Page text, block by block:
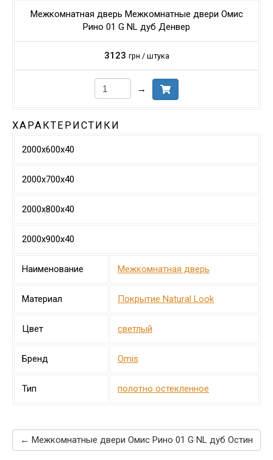
Межкомнатная дверь Межкомнатные двери Омис
Рино 01 G NL дуб Денвер
3123 грн / штука
→
ХАРАКТЕРИСТИКИ
2000х600х40
2000х700х40
2000х800х40
2000х900х40
Наименование Межкомнатная дверь
Материал Покрытие Natural Look
Цвет светлый
Бренд Omis
Тип полотно остекленное
← Межкомнатные двери Омис Рино 01 G NL дуб Остин